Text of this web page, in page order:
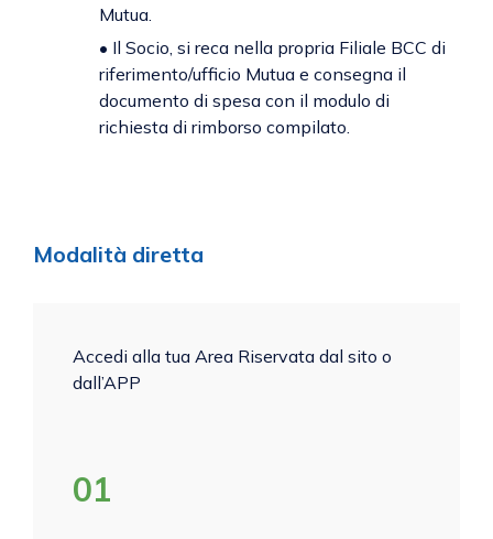
Mutua.
• Il Socio, si reca nella propria Filiale BCC di
riferimento/ufficio Mutua e consegna il
documento di spesa con il modulo di
richiesta di rimborso compilato.
Modalità diretta
Accedi alla tua Area Riservata dal sito o
dall’APP
01